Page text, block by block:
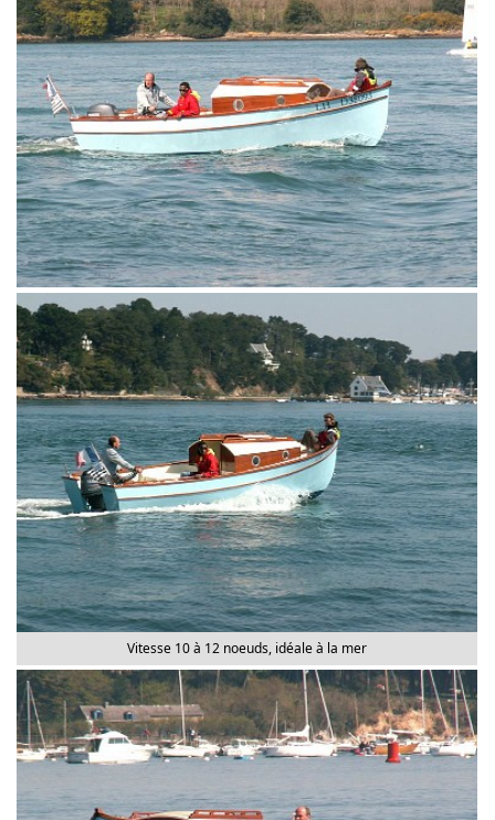
Vitesse 10 à 12 noeuds, idéale à la mer